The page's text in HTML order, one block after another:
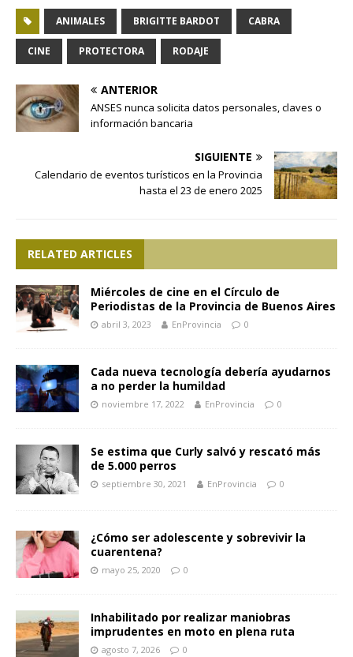
ANIMALES BRIGITTE BARDOT CABRA
CINE PROTECTORA RODAJE
ANTERIOR
ANSES nunca solicita datos personales, claves o
información bancaria
SIGUIENTE
Calendario de eventos turísticos en la Provincia
hasta el 23 de enero 2025
RELATED ARTICLES
Miércoles de cine en el Círculo de
Periodistas de la Provincia de Buenos Aires
abril 3, 2023 EnProvincia 0
Cada nueva tecnología debería ayudarnos
a no perder la humildad
noviembre 17, 2022 EnProvincia 0
Se estima que Curly salvó y rescató más
de 5.000 perros
septiembre 30, 2021 EnProvincia 0
¿Cómo ser adolescente y sobrevivir la
cuarentena?
mayo 25, 2020 0
Inhabilitado por realizar maniobras
imprudentes en moto en plena ruta
agosto 7, 2026 0